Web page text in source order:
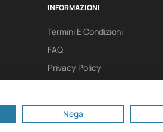
INFORMAZIONI
Termini E Condizioni
FAQ
Privacy Policy
Nega